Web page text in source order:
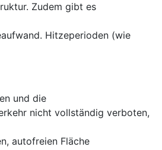
Zudem gibt es
Hitzeperioden (wie
und die
nicht vollständig verboten,
autofreien Fläche